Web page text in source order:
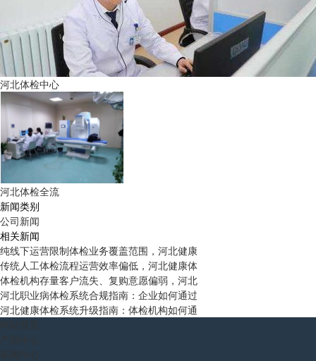
河北体检中心
河北体检全流
新闻类别
公司新闻
相关新闻
纯线下运营限制体检业务覆盖范围，河北健康
传统人工体检流程运营效率偏低，河北健康体
体检机构存量客户流失、复购意愿偏弱，河北
河北职业病体检系统合规指南：企业如何通过
河北健康体检系统升级指南：体检机构如何通